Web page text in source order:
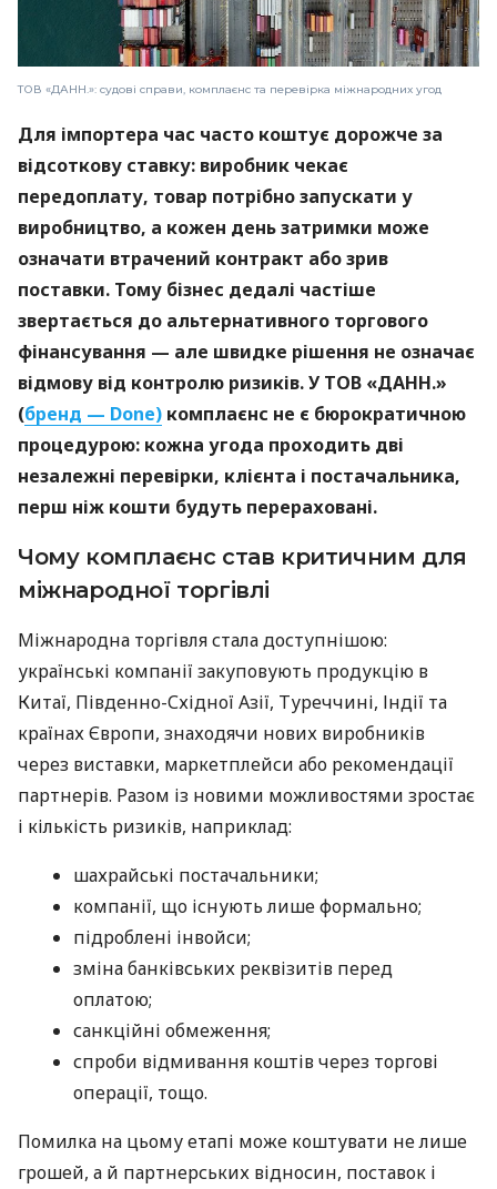
ТОВ «ДАНН.»: судові справи, комплаєнс та перевірка міжнародних угод
Для імпортера час часто коштує дорожче за
відсоткову ставку: виробник чекає
передоплату, товар потрібно запускати у
виробництво, а кожен день затримки може
означати втрачений контракт або зрив
поставки. Тому бізнес дедалі частіше
звертається до альтернативного торгового
фінансування — але швидке рішення не означає
відмову від контролю ризиків. У ТОВ «ДАНН.»
(бренд — Done) комплаєнс не є бюрократичною
процедурою: кожна угода проходить дві
незалежні перевірки, клієнта і постачальника,
перш ніж кошти будуть перераховані.
Чому комплаєнс став критичним для
міжнародної торгівлі
Міжнародна торгівля стала доступнішою:
українські компанії закуповують продукцію в
Китаї, Південно-Східної Азії, Туреччині, Індії та
країнах Європи, знаходячи нових виробників
через виставки, маркетплейси або рекомендації
партнерів. Разом із новими можливостями зростає
і кількість ризиків, наприклад:
шахрайські постачальники;
компанії, що існують лише формально;
підроблені інвойси;
зміна банківських реквізитів перед
оплатою;
санкційні обмеження;
спроби відмивання коштів через торгові
операції, тощо.
Помилка на цьому етапі може коштувати не лише
грошей, а й партнерських відносин, поставок і